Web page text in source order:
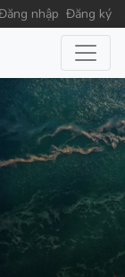
nhập Đăng ký